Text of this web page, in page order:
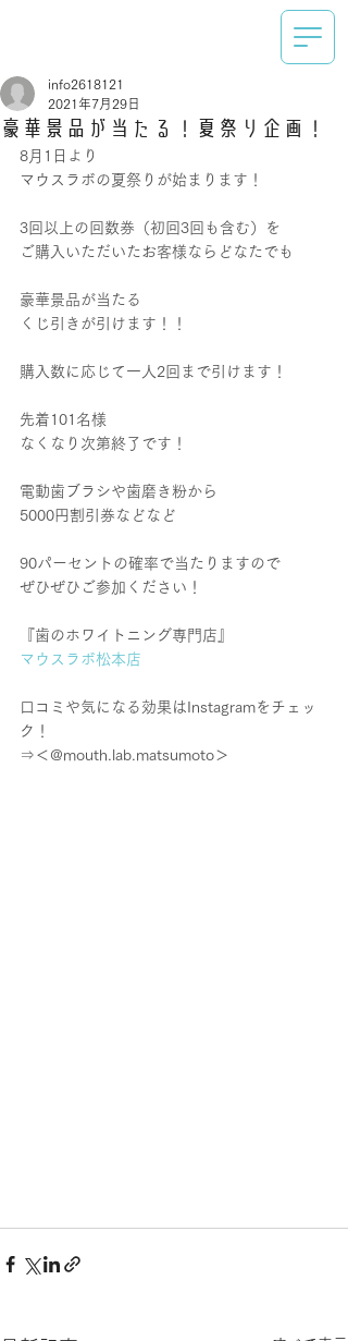
豪華景品が当たる！夏祭り企画！
info2618121
2021年7月29日
8月1日より
マウスラボの夏祭りが始まります！
3回以上の回数券（初回3回も含む）を
ご購入いただいたお客様ならどなたでも
豪華景品が当たる
くじ引きが引けます！！
購入数に応じて一人2回まで引けます！
先着101名様
なくなり次第終了です！
電動歯ブラシや歯磨き粉から
5000円割引券などなど
90パーセントの確率で当たりますので
ぜひぜひご参加ください！
『歯のホワイトニング専門店』
マウスラボ松本店
口コミや気になる効果はInstagramをチェッ
ク！
⇒＜@mouth.lab.matsumoto＞